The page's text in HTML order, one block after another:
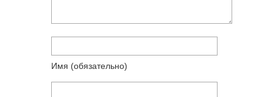
Имя (обязательно)